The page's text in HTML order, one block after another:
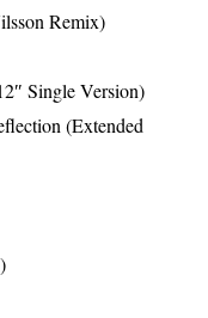
Remix)
Single Version)
(Extended